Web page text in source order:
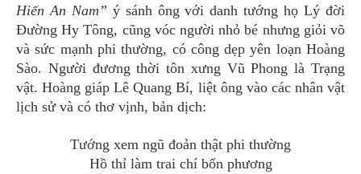
Hiến An Nam” ý sánh ông với danh tướng họ Lý đời
Đường Hy Tông, cũng vóc người nhỏ bé nhưng giỏi võ
và sức mạnh phi thường, có công dẹp yên loạn Hoàng
Sào. Người đương thời tôn xưng Vũ Phong là Trạng
vật. Hoàng giáp Lê Quang Bí, liệt ông vào các nhân vật
lịch sử và có thơ vịnh, bản dịch:
Tướng xem ngũ đoản thật phi thường
Hồ thỉ làm trai chí bốn phương